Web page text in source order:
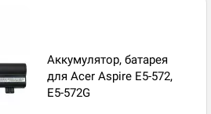
Аккумулятор, батарея
для Acer Aspire E5-572,
E5-572G